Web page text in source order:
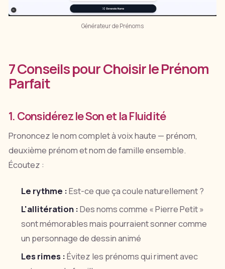
Générateur de Prénoms
7 Conseils pour Choisir le Prénom
Parfait
1. Considérez le Son et la Fluidité
Prononcez le nom complet à voix haute — prénom,
deuxième prénom et nom de famille ensemble.
Écoutez :
Le rythme :Est-ce que ça coule naturellement ?
L'allitération :Des noms comme « Pierre Petit »
sont mémorables mais pourraient sonner comme
un personnage de dessin animé
Les rimes :Évitez les prénoms qui riment avec